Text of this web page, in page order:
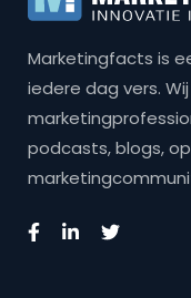
Marketingfacts is
iedere dag vers.
podcasts, blogs,